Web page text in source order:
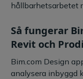
hållbarhetsarbetet
Så fungerar
Revit och
Bim.com Design
analysera inbyggd